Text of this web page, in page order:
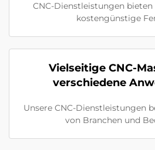
CNC-Dienstleistungen
kostengünstige
Vielseitige CNC-
verschiedene
Unsere CNC-Dienstleistungen
von Branchen und